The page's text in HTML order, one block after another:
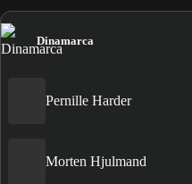
Dinamarca
Pernille Harder
Morten Hjulmand